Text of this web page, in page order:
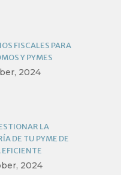
FISCALES PARA
Y PYMES
2024
LA
DE TU PYME DE
2024